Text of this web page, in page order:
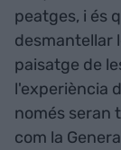
peatges, i és
desmantellar
paisatge de
l'experiència
només seran
com la